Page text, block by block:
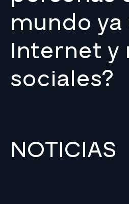
mundo ya
Internet y
sociales?
NOTICIAS